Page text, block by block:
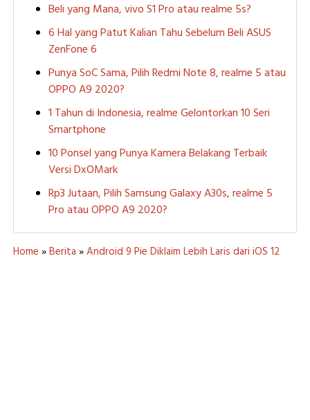
Beli yang Mana, vivo S1 Pro atau realme 5s?
6 Hal yang Patut Kalian Tahu Sebelum Beli ASUS
ZenFone 6
Punya SoC Sama, Pilih Redmi Note 8, realme 5 atau
OPPO A9 2020?
1 Tahun di Indonesia, realme Gelontorkan 10 Seri
Smartphone
10 Ponsel yang Punya Kamera Belakang Terbaik
Versi DxOMark
Rp3 Jutaan, Pilih Samsung Galaxy A30s, realme 5
Pro atau OPPO A9 2020?
Home »Berita »Android 9 Pie Diklaim Lebih Laris dari iOS 12